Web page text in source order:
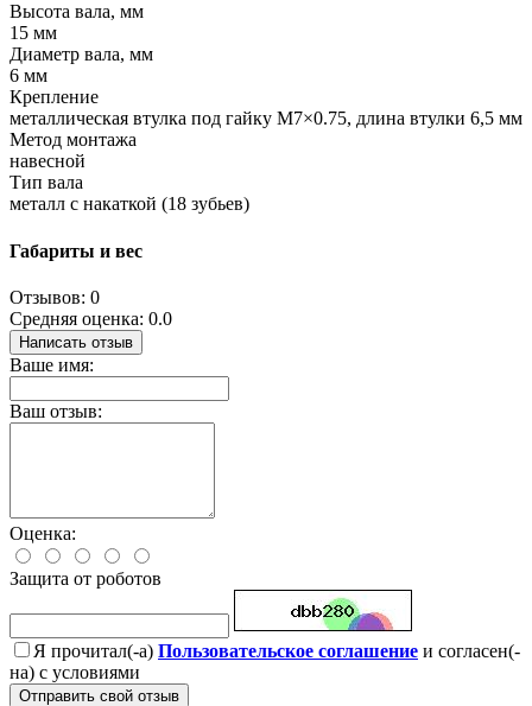
Высота вала, мм
15 мм
Диаметр вала, мм
6 мм
Крепление
металлическая втулка под гайку M7×0.75, длина втулки 6,5 мм
Метод монтажа
навесной
Тип вала
металл с накаткой (18 зубьев)
Габариты и вес
Отзывов: 0
Средняя оценка: 0.0
Написать отзыв
Ваше имя:
Ваш отзыв:
Оценка:
Защита от роботов
Я прочитал(-а) Пользовательское соглашение и согласен(-
на) с условиями
Отправить свой отзыв